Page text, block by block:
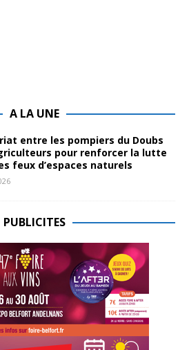
A LA UNE
entre les pompiers du Doubs
pour renforcer la lutte
feux d’espaces naturels
PUBLICITES